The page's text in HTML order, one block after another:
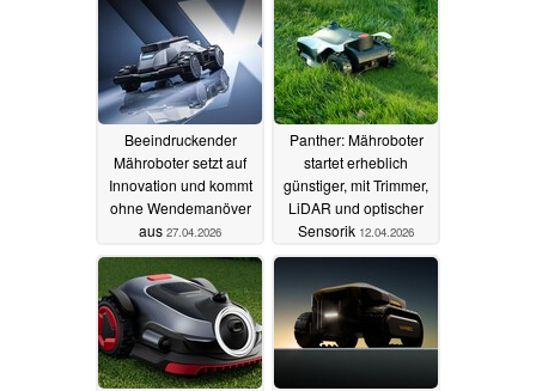
Beeindruckender
Mähroboter setzt auf
Innovation und kommt
ohne Wendemanöver
aus 27.04.2026
Panther: Mähroboter
startet erheblich
günstiger, mit Trimmer,
LiDAR und optischer
Sensorik 12.04.2026